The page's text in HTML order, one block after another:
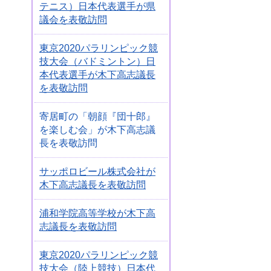
テニス）日本代表選手が県
議会を表敬訪問
東京2020パラリンピック競
技大会（バドミントン）日
本代表選手が木下高志議長
を表敬訪問
寄居町の「朝顔『団十郎』
を楽しむ会」が木下高志議
長を表敬訪問
サッポロビール株式会社が
木下高志議長を表敬訪問
浦和学院高等学校が木下高
志議長を表敬訪問
東京2020パラリンピック競
技大会（陸上競技）日本代